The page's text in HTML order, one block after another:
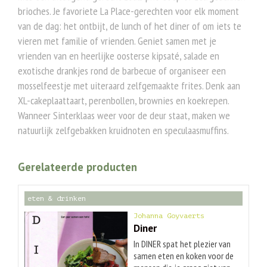
brioches. Je favoriete La Place-gerechten voor elk moment
van de dag: het ontbijt, de lunch of het diner of om iets te
vieren met familie of vrienden. Geniet samen met je
vrienden van en heerlijke oosterse kipsaté, salade en
exotische drankjes rond de barbecue of organiseer een
mosselfeestje met uiteraard zelfgemaakte frites. Denk aan
XL-cakeplaattaart, perenbollen, brownies en koekrepen.
Wanneer Sinterklaas weer voor de deur staat, maken we
natuurlijk zelfgebakken kruidnoten en speculaasmuffins.
Gerelateerde producten
eten & drinken
Johanna Goyvaerts
Diner
In DINER spat het plezier van
samen eten en koken voor de